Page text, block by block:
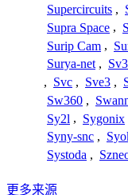
Supercircuits ,
Supra Space ,
Surip Cam ,
Surya-net ,
, Svc , Sve3 ,
Sw360 ,
Sy2l , Sygonix
Syny-snc ,
Systoda ,
更多来源